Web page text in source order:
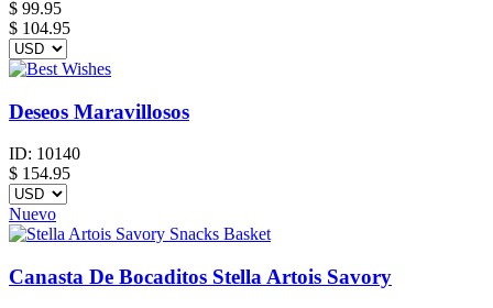
$ 99.95
$ 104.95
Deseos Maravillosos
ID: 10140
$ 154.95
Nuevo
Canasta De Bocaditos Stella Artois Savory